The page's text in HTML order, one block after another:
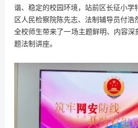
谐、稳定的校园环境，站前区长征小
区人民检察院陈先志、法制辅导员付浩
全校师生带来了一场主题鲜明、内容深
题法制讲座。